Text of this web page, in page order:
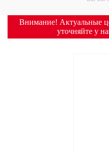
Внимание! Актуальные
уточняйте у